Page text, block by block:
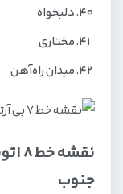
دلبخواه
مختاری
میدان راه‌آهن
جنوب